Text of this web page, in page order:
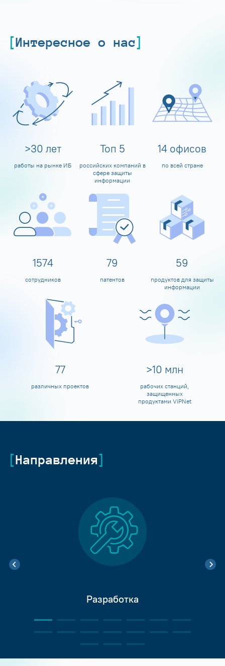
Интересное о нас
>30 лет
работы на рынке ИБ
Топ 5
российских компаний в
сфере защиты
информации
14 офисов
по всей стране
1600
сотрудников
80
патентов
60
продуктов для защиты
информации
80
различных проектов
>10 млн
рабочих станций,
защищенных
продуктами ViPNet
Направления
Разработка